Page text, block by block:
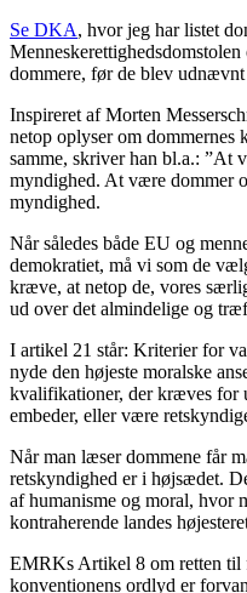
Se DKA, hvor jeg har listet
dommere, før de blev
Inspireret af Morten
netop oplyser om dommernes
samme, skriver han bl.a.: ”At
myndighed. At være dommer
myndighed.
Når således både EU og
demokratiet, må vi som de
kræve, at netop de, vores
ud over det almindelige og
I artikel 21 står: Kriterier for
nyde den højeste moralske
kvalifikationer, der kræves for
embeder, eller være
Når man læser dommene får
retskyndighed er i højsædet.
af humanisme og moral, hvor
kontraherende landes
EMRKs Artikel 8 om retten til
konventionens ordlyd er